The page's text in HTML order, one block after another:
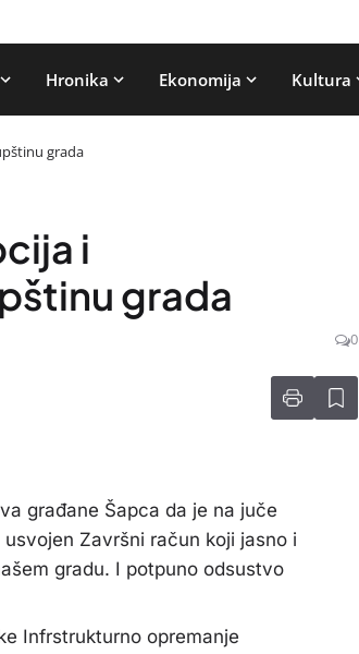
Hronika Ekonomija Kultura
grada
i
grada
0
građane Šapca da je na juče
Završni račun koji jasno i
gradu. I potpuno odsustvo
Infrstrukturno opremanje